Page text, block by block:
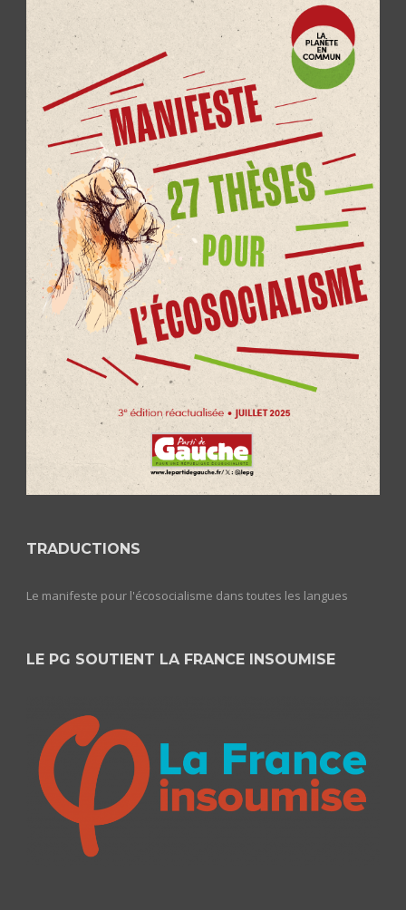
TRADUCTIONS
Le manifeste pour l'écosocialisme dans toutes les langues
LE PG SOUTIENT LA FRANCE INSOUMISE